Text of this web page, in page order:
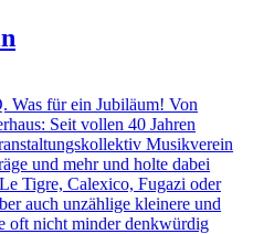
für ein Jubiläum! Von
Seit vollen 40 Jahren
Musikverein
und mehr und holte dabei
Tigre, Calexico, Fugazi oder
auch unzählige kleinere und
oft nicht minder denkwürdig